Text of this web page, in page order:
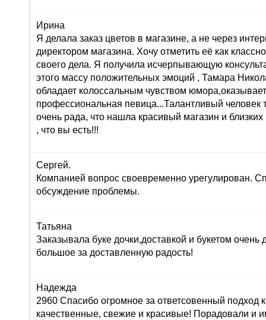
Ирина
Я делала заказ цветов в магазине, а не через
директором магазина. Хочу отметить её как
своего дела. Я получила исчерпывающую
этого массу положительных эмоций , Тамара
обладает колоссальным чувством
профессиональная певица...Талантливый человек
очень рада, что нашла красивый магазин и
, что вы есть!!!
Сергей.
Компанией вопрос своевременно урегулирован.
обсуждение проблемы.
Татьяна
Заказывала буке дочки,доставкой и букетом
большое за доставленную радость!
Надежда
2960 Спасибо огромное за ответсовенный подход
качественные, свежие и красивые! Порадовали и